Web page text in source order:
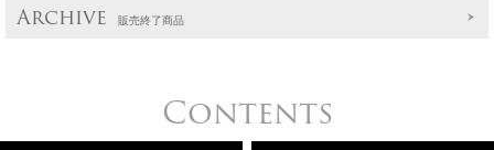
Archive 販売終了商品
Contents